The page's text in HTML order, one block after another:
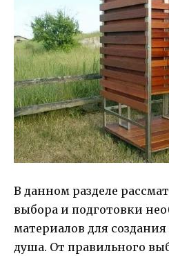
В данном разделе
выбора и подготовки
материалов для
душа. От правильного